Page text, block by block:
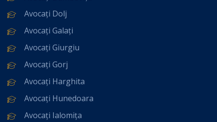
Avocați Dolj
Avocați Galați
Avocați Giurgiu
Avocați Gorj
Avocați Harghita
Avocați Hunedoara
Avocați Ialomița